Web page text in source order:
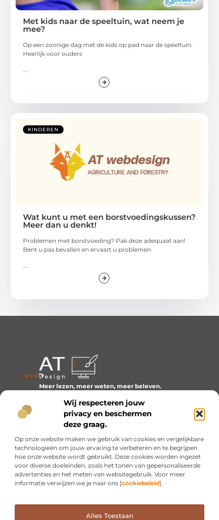
Wij respecteren jouw
privacy en beschermen
deze graag.
Op onze website maken we gebruik van cookies en vergelijkbare
technologieën om jouw ervaring te verbeteren en te begrijpen
hoe onze website wordt gebruikt. Deze cookies worden ingezet
voor diverse doeleinden, zoals het tonen van gepersonaliseerde
advertenties en het meten van websitegebruik. Voor meer
informatie verwijzen we je naar ons [cookiebeleid].
Alles Toestaan
Met kids naar de speeltuin, wat neem je
mee?
Op een zonnige dag met de kids op pad naar de speeltuin.
Heerlijk voor ouders
KINDEREN
Wat kunt u met een borstvoedingskussen?
Meer dan u denkt!
Problemen met borstvoeding? Pak deze adequaat aan!
Bent u pas bevallen en ervaart u problemen
Meer lezen, meer weten, meer beleven.
het dagelijks leven boeiend maakt.
Bericht categorie
Onze informatie